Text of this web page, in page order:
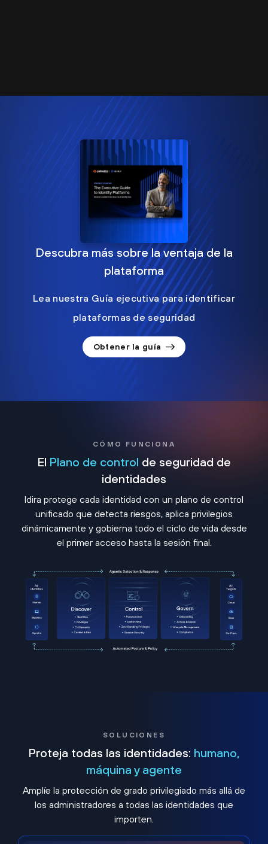
Descubra más sobre la ventaja de la
plataforma
Lea nuestra Guía ejecutiva para identificar
plataformas de seguridad
Obtener la guía
CÓMO FUNCIONA
El Plano de control de seguridad de
identidades
Idira protege cada identidad con un plano de control
unificado que detecta riesgos, aplica privilegios
dinámicamente y gobierna todo el ciclo de vida desde
el primer acceso hasta la sesión final.
SOLUCIONES
Proteja todas las identidades: humano,
máquina y agente
Amplíe la protección de grado privilegiado más allá de
los administradores a todas las identidades que
importen.